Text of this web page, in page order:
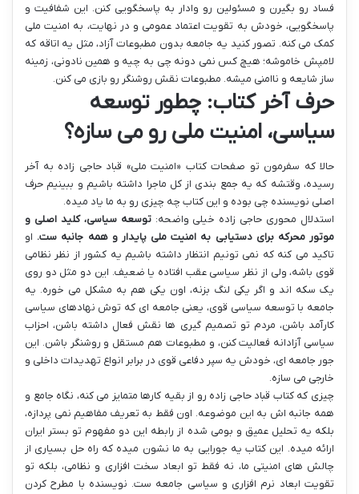
فساد رو بگیرن و مسئولین رو وادار به پاسخگویی کنن. این شفافیت و
پاسخگویی، خودش به تقویت اعتماد عمومی و در نهایت، به امنیت ملی
کمک می کنه. تصور کنید یه جامعه بدون مطبوعات آزاد، مثل یه اتاقه که
لامپش خاموشه؛ هیچ کس نمی دونه چی به چیه و همین نادونی، زمینه
ساز شایعه و ناامنی میشه. مطبوعات نقش روشنگر رو بازی می کنن.
حرف آخر کتاب: چطور توسعه
سیاسی، امنیت ملی رو می سازه؟
حالا که سفرمون تو صفحات کتاب «امنیت ملی» قباد حاجی زاده به آخر
رسیده، وقتشه که یه جمع بندی از کل ماجرا داشته باشیم و ببینیم حرف
اصلی نویسنده چی بوده و این کتاب چه چیزی رو به ما یاد میده.
استدلال محوری حاجی زاده خیلی واضحه:توسعه سیاسی، کلید اصلی و
موتور محرکه برای دستیابی به امنیت ملی پایدار و همه جانبه ست. او
تاکید می کنه که نمی تونیم انتظار داشته باشیم یه کشور از نظر نظامی
قوی باشه، ولی از نظر سیاسی عقب افتاده یا ضعیف. این دو مثل دو روی
یک سکه اند و اگر یکی لنگ بزنه، اون یکی هم به مشکل می خوره. یه
جامعه با توسعه سیاسی قوی، یعنی جامعه ای که توش نهادهای سیاسی
کارآمد باشن، مردم تو تصمیم گیری ها نقش فعال داشته باشن، احزاب
سیاسی آزادانه فعالیت کنن، و مطبوعات هم مستقل و روشنگر باشن. این
جور جامعه ای، خودش یه سپر دفاعی قوی در برابر انواع تهدیدات داخلی و
خارجی می سازه.
چیزی که کتاب قباد حاجی زاده رو از بقیه کارها متمایز می کنه، نگاه جامع و
همه جانبه اش به این موضوعه. اون فقط به تعریف مفاهیم نمی پردازه،
بلکه یه تحلیل عمیق و بومی شده از رابطه این دو مفهوم تو بستر ایران
ارائه میده. این کتاب یه جورایی به ما نشون میده که راه حل بسیاری از
چالش های امنیتی ما، نه فقط تو ابعاد سخت افزاری و نظامی، بلکه تو
تقویت ابعاد نرم افزاری و سیاسی جامعه ست. نویسنده با مطرح کردن